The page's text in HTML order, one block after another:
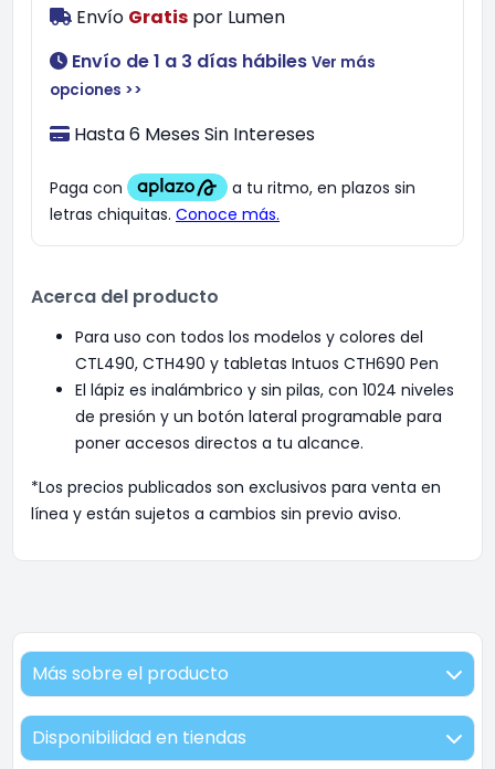
Envío Gratis por Lumen
Envío de 1 a 3 días hábiles Ver más
opciones >>
Hasta 6 Meses Sin Intereses
Acerca del producto
Para uso con todos los modelos y colores del
CTL490, CTH490 y tabletas Intuos CTH690 Pen
El lápiz es inalámbrico y sin pilas, con 1024 niveles
de presión y un botón lateral programable para
poner accesos directos a tu alcance.
*Los precios publicados son exclusivos para venta en
línea y están sujetos a cambios sin previo aviso.
Más sobre el producto
Disponibilidad en tiendas